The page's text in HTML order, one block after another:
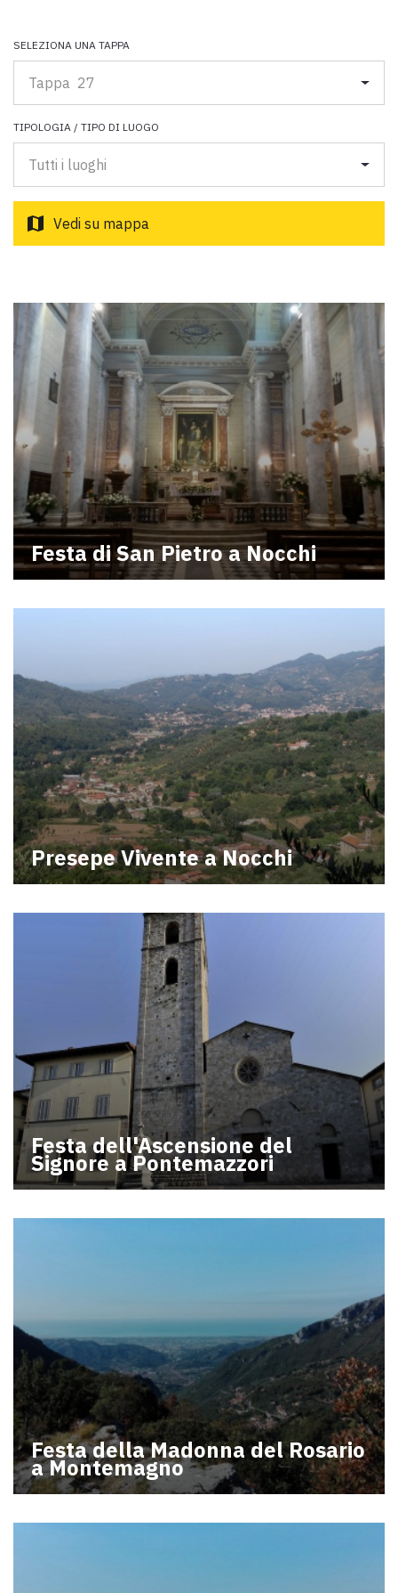
la Via Francigena Toscana.
SELEZIONA UNA TAPPA
Tappa 27
TIPOLOGIA / TIPO DI LUOGO
Tutti i luoghi
map Vedi su mappa
Festa di San Pietro a Nocchi
Presepe Vivente a Nocchi
Festa dell'Ascensione del
Signore a Pontemazzori
Festa della Madonna del Rosario
a Montemagno